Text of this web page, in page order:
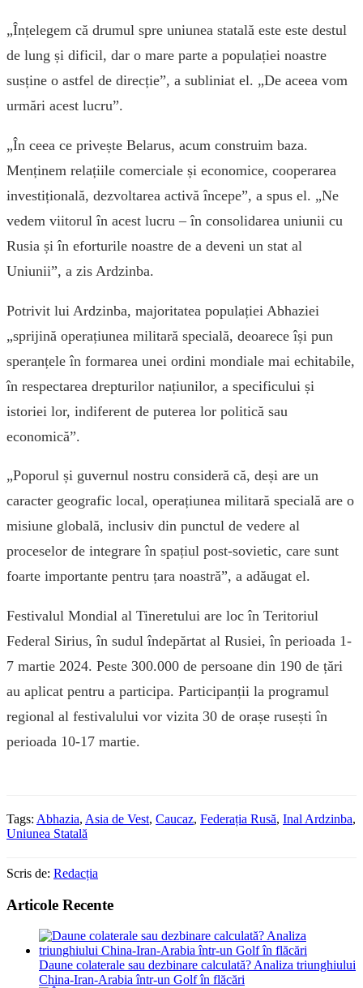
„Înțelegem că drumul spre uniunea statală este este destul
de lung și dificil, dar o mare parte a populației noastre
susține o astfel de direcție”, a subliniat el. „De aceea vom
urmări acest lucru”.
„În ceea ce privește Belarus, acum construim baza.
Menținem relațiile comerciale și economice, cooperarea
investițională, dezvoltarea activă începe”, a spus el. „Ne
vedem viitorul în acest lucru – în consolidarea uniunii cu
Rusia și în eforturile noastre de a deveni un stat al
Uniunii”, a zis Ardzinba.
Potrivit lui Ardzinba, majoritatea populației Abhaziei
„sprijină operațiunea militară specială, deoarece își pun
speranțele în formarea unei ordini mondiale mai echitabile,
în respectarea drepturilor națiunilor, a specificului și
istoriei lor, indiferent de puterea lor politică sau
economică”.
„Poporul și guvernul nostru consideră că, deși are un
caracter geografic local, operațiunea militară specială are o
misiune globală, inclusiv din punctul de vedere al
proceselor de integrare în spațiul post-sovietic, care sunt
foarte importante pentru țara noastră”, a adăugat el.
Festivalul Mondial al Tineretului are loc în Teritoriul
Federal Sirius, în sudul îndepărtat al Rusiei, în perioada 1-
7 martie 2024. Peste 300.000 de persoane din 190 de țări
au aplicat pentru a participa. Participanții la programul
regional al festivalului vor vizita 30 de orașe rusești în
perioada 10-17 martie.
Tags: Abhazia, Asia de Vest, Caucaz, Federația Rusă, Inal Ardzinba,
Uniunea Statală
Scris de: Redacția
Articole Recente
Daune colaterale sau dezbinare calculată? Analiza triunghiului
China-Iran-Arabia într-un Golf în flăcări